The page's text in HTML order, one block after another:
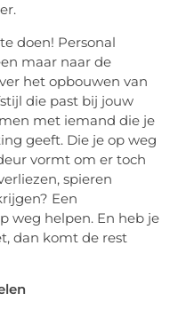
doen! Personal
maar naar de
het opbouwen van
die past bij jouw
met iemand die je
geeft. Die je op weg
vormt om er toch
spieren
Een
weg helpen. En heb je
dan komt de rest